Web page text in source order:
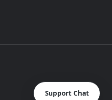
Support Chat